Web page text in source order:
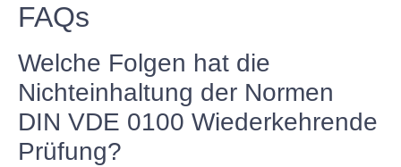
FAQs
Welche Folgen hat die
Nichteinhaltung der Normen
DIN VDE 0100 Wiederkehrende
Prüfung?